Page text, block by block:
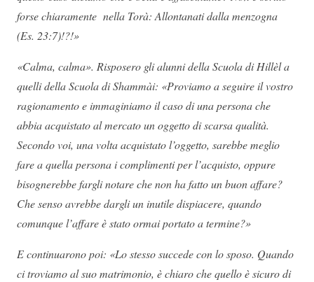
forse chiaramente nella Torà: Allontanati dalla menzogna
(Es. 23:7)!?!»
«Calma, calma». Risposero gli alunni della Scuola di Hillèl a
quelli della Scuola di Shammài: «Proviamo a seguire il vostro
ragionamento e immaginiamo il caso di una persona che
abbia acquistato al mercato un oggetto di scarsa qualità.
Secondo voi, una volta acquistato l’oggetto, sarebbe meglio
fare a quella persona i complimenti per l’acquisto, oppure
bisognerebbe fargli notare che non ha fatto un buon affare?
Che senso avrebbe dargli un inutile dispiacere, quando
comunque l’affare è stato ormai portato a termine?»
E continuarono poi: «Lo stesso succede con lo sposo. Quando
ci troviamo al suo matrimonio, è chiaro che quello è sicuro di